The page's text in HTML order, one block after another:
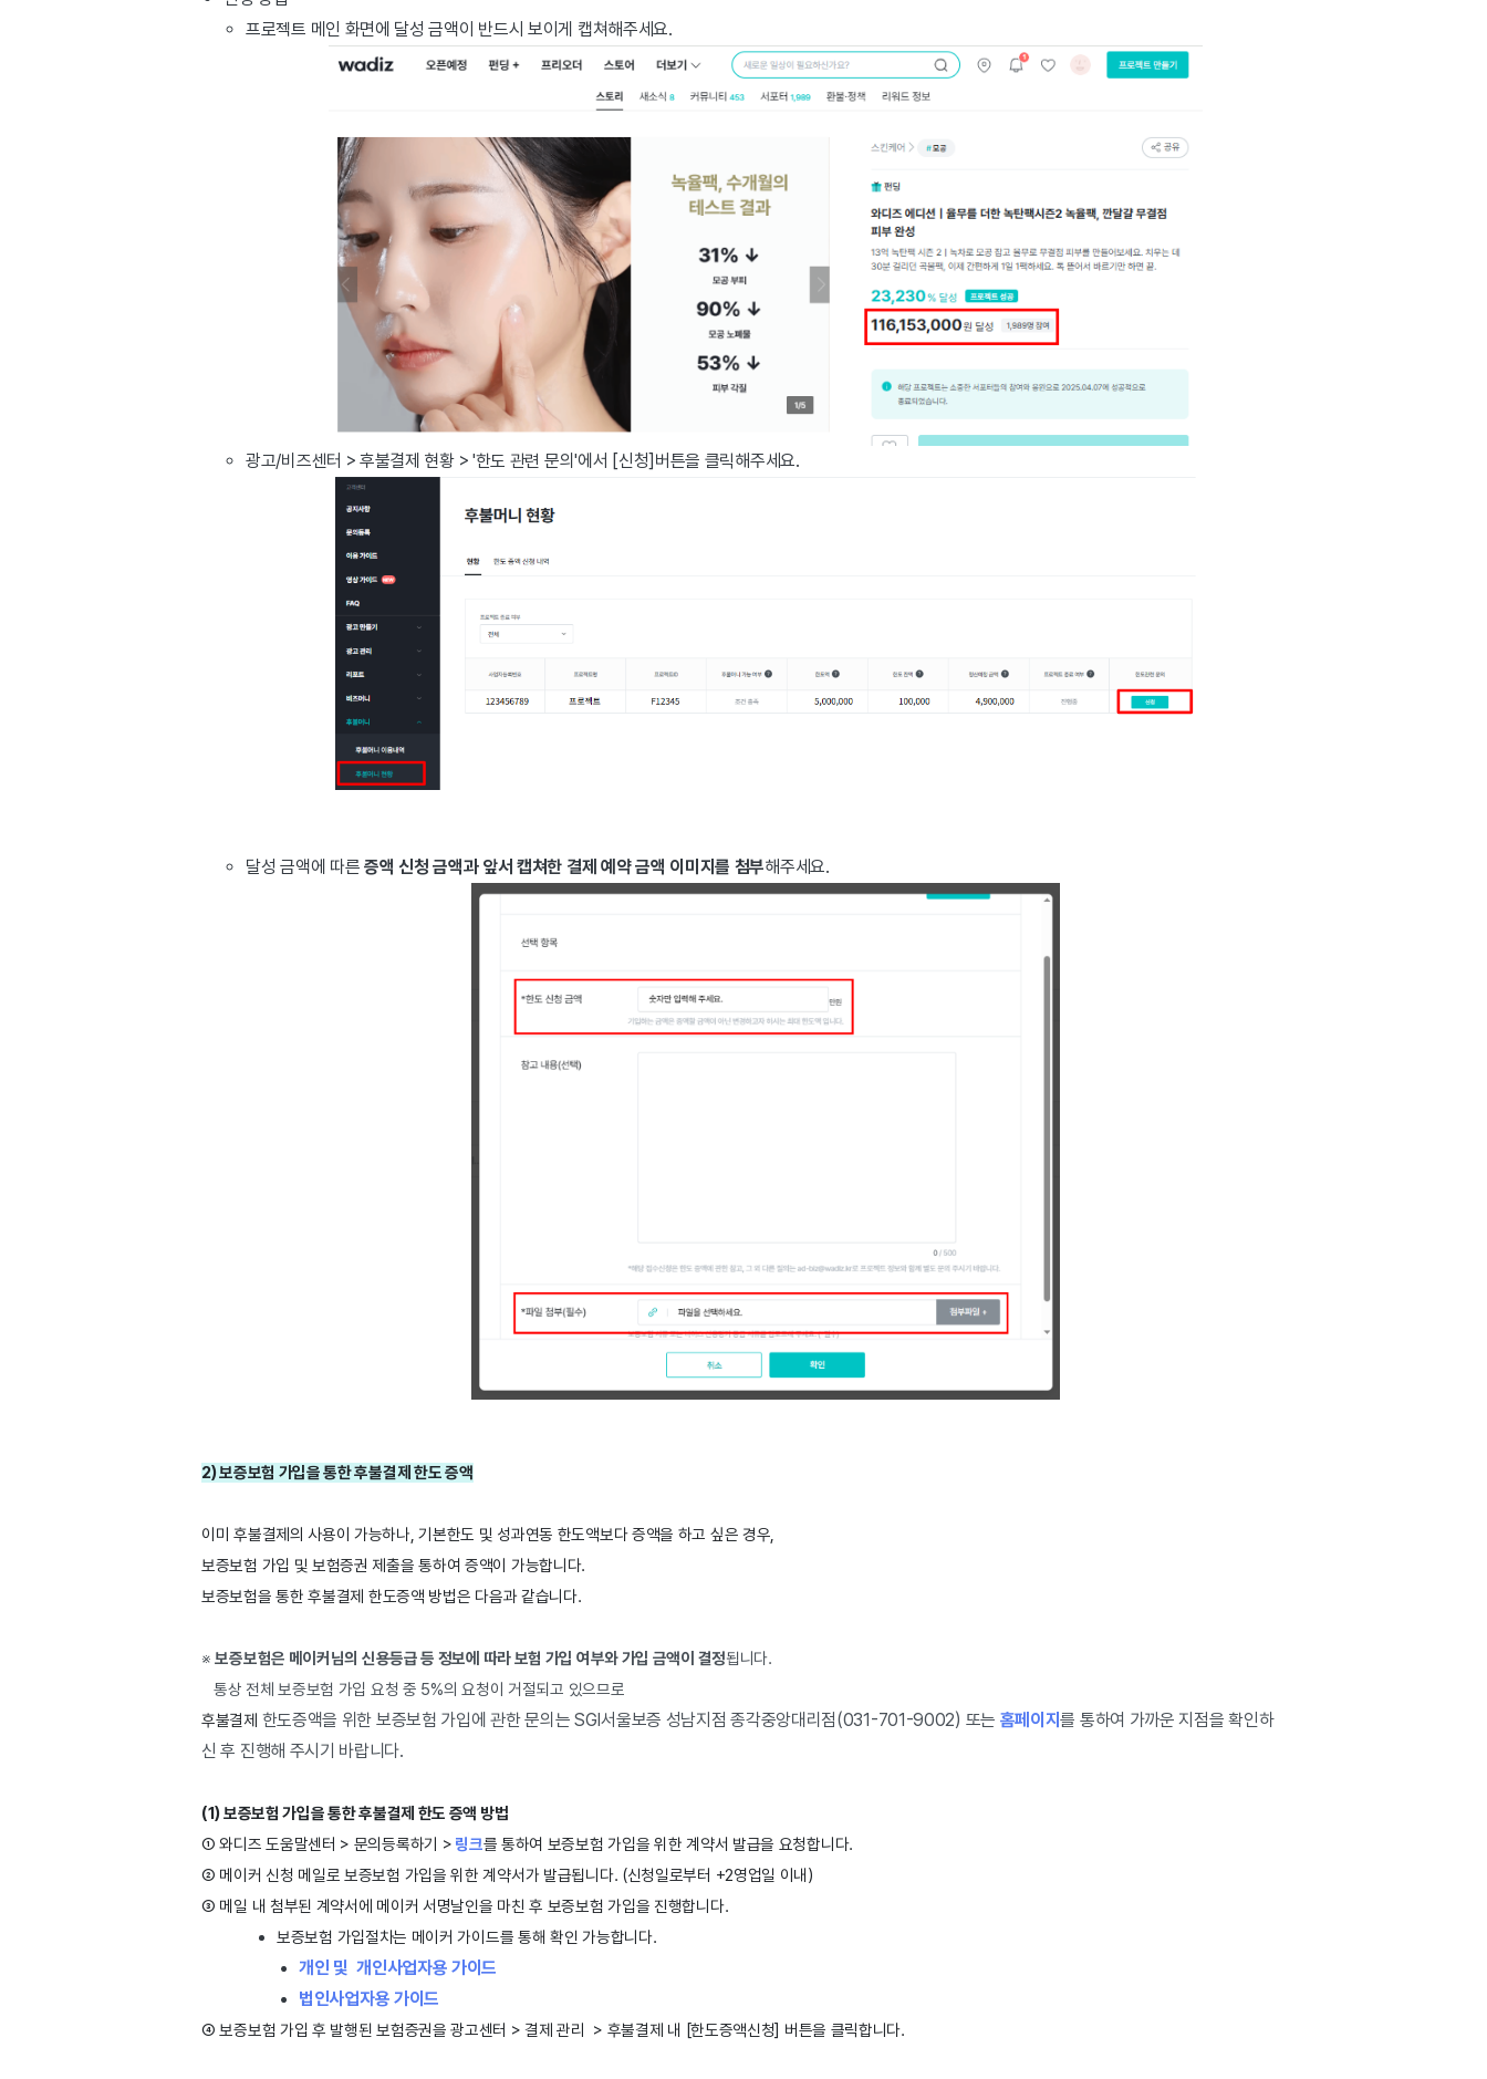
프로젝트 메인 화면에 달성 금액이 반드시 보이게 캡쳐해주세요.
광고/비즈센터 > 후불결제 현황 > '한도 관련 문의'에서 [신청]버튼을 클릭해주세요.
달성 금액에 따른 증액 신청 금액과 앞서 캡쳐한 결제 예약 금액 이미지를 첨부해주세요.
2) 보증보험 가입을 통한 후불결제 한도 증액
이미 후불결제의 사용이 가능하나, 기본한도 및 성과연동 한도액보다 증액을 하고 싶은 경우,
보증보험 가입 및 보험증권 제출을 통하여 증액이 가능합니다.
보증보험을 통한 후불결제 한도증액 방법은 다음과 같습니다.
※보증보험은 메이커님의 신용등급 등 정보에 따라 보험 가입 여부와 가입 금액이 결정됩니다.
통상 전체 보증보험 가입 요청 중 5%의 요청이 거절되고 있으므로
후불결제 한도증액을 위한 보증보험 가입에 관한 문의는 SGI서울보증 성남지점 종각중앙대리점(031-701-9002) 또는 홈페이지를 통하여 가까운 지점을 확인하
신 후 진행해 주시기 바랍니다.
(1) 보증보험 가입을 통한 후불결제 한도 증액 방법
① 와디즈 도움말센터 > 문의등록하기 > 링크를 통하여 보증보험 가입을 위한 계약서 발급을 요청합니다.
② 메이커 신청 메일로 보증보험 가입을 위한 계약서가 발급됩니다. (신청일로부터 +2영업일 이내)
③ 메일 내 첨부된 계약서에 메이커 서명날인을 마친 후 보증보험 가입을 진행합니다.
보증보험 가입절차는 메이커 가이드를 통해 확인 가능합니다.
개인 및 개인사업자용 가이드
법인사업자용 가이드
④ 보증보험 가입 후 발행된 보험증권을 광고센터 > 결제 관리  > 후불결제 내 [한도증액신청] 버튼을 클릭합니다.